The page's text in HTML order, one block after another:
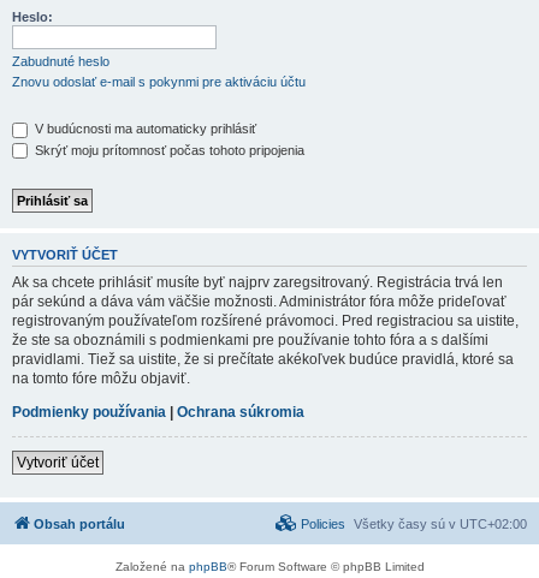
Heslo:
Zabudnuté heslo
Znovu odoslať e-mail s pokynmi pre aktiváciu účtu
V budúcnosti ma automaticky prihlásiť
Skrýť moju prítomnosť počas tohoto pripojenia
VYTVORIŤ ÚČET
Ak sa chcete prihlásiť musíte byť najprv zaregsitrovaný. Registrácia trvá len
pár sekúnd a dáva vám väčšie možnosti. Administrátor fóra môže prideľovať
registrovaným používateľom rozšírené právomoci. Pred registraciou sa uistite,
že ste sa oboznámili s podmienkami pre používanie tohto fóra a s dalšími
pravidlami. Tiež sa uistite, že si prečítate akékoľvek budúce pravidlá, ktoré sa
na tomto fóre môžu objaviť.
Podmienky používania | Ochrana súkromia
Vytvoriť účet
Obsah portálu Všetky časy sú v UTC+02:00
Policies
Založené na phpBB® Forum Software © phpBB Limited